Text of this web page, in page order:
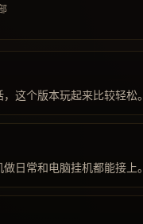
这个版本玩起来比较轻松。
日常和电脑挂机都能接上。